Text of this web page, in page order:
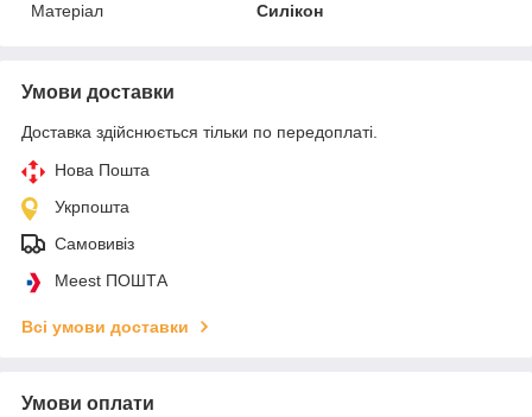
Матеріал
Силікон
Умови доставки
Доставка здійснюється тільки по передоплаті.
Нова Пошта
Укрпошта
Самовивіз
Meest ПОШТА
Всі умови доставки
Умови оплати